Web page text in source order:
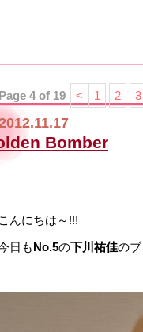
Page 4 of 19 < 1 2 3
Bomber
こんにちは～!!!
日もNo.5の下川祐佳の